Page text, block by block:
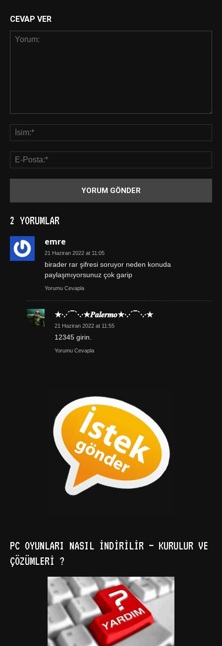
CEVAP VER
2 YORUMLAR
emre
21 Haziran 2022 at 11:05
birader rar şifresi soruyor neden konuda
paylaşmıyorsunuz çok garip
Yorumu Cevapla
★·.·´¯`·.·★𝑷𝒂𝒍𝒆𝒓𝒎𝒐★·.·´¯`·.·★
21 Haziran 2022 at 11:55
12345 girin.
Yorumu Cevapla
PC OYUNLARI NASIL İNDIRILIR – KURULUR VE
ÇÖZÜMLERI ?